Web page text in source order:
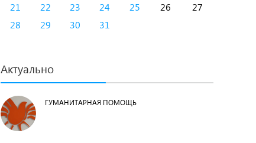
21
22 23 24 25 26
27
28
29 30 31
Актуально
ГУМАНИТАРНАЯ ПОМОЩЬ